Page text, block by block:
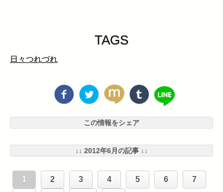
TAGS
日々つれづれ
この情報をシェア
↓↓ 2012年6月の記事 ↓↓
1 2 3 4 5 6 7